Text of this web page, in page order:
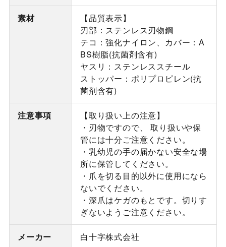
素材
【品質表示】
刃部：ステンレス刃物鋼
テコ：強化ナイロン、カバー：A
BS樹脂(抗菌剤含有)
ヤスリ：ステンレススチール
ストッパー：ポリプロピレン(抗
菌剤含有)
注意事項
【取り扱い上の注意】
・刃物ですので、 取り扱いや保
管には十分ご注意ください。
・乳幼児の手の届かない安全な場
所に保管してください。
・爪を切る目的以外に使用になら
ないでください。
・深爪はケガのもとです。切りす
ぎないようご注意ください。
メーカー 白十字株式会社